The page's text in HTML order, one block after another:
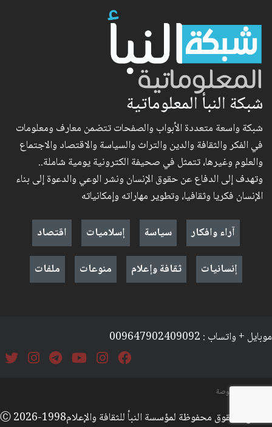
شبكة النبأ المعلوماتية
شبكة واسعة متعددة الأبواب والصفحات تتضمن معارف ومعلومات
في الفكر والثقافة والدين والتراث والسياسة والاقتصاد والاجتماع
والعلوم وغيرها، تتمثل في صحيفة الكترونية يومية شاملة..
وتهدف إلى الدفاع عن حقوق الإنسان ونشر الوعي والدعوة إلى بناء
الإنسان فكريا وثقافيا، وتطوير مهاراته وإمكانياته
آراء وافكار
سياسة إسلاميات
اقتصاد
إنسانيات
ثقافة وإعلام منوعات ملفات
موبايل + واتساب : 009647902409092
السياسة والخصوصة
جميع الحقوق محفوظة لمؤسسة النبأ للثقافة والإعلامⒸ 2026-1998